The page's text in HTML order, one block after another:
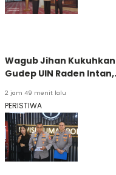
Wagub Jihan
Gudep UIN Raden
2 jam 49 menit lalu
PERISTIWA